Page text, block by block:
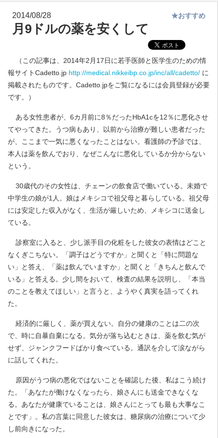
2014/08/28
月9ドルの薬を安くして
★おすすめ
（この記事は、2014年2月17日に若手医師と医学生のための情
報サイトCadetto.jp http://medical.nikkeibp.co.jp/inc/all/cadetto/ に
掲載されたものです。Cadetto.jpをご覧になるには会員登録が必要
です。）
ある女性患者が、6カ月前に8％だったHbA1cを12％に悪化させ
てやってきた。うつ病もあり、以前から治療が難しい患者だった
が、ここまで一気に悪くなったことはない。看護師の予診では、
本人は薬を飲んでおり、なぜこんなに悪化しているか分からない
という。
30歳代のその女性は、チェーンの飲食店で働いている。未婚で
中学生の娘が1人。娘はメキシコで祖父母と暮らしている。祖父母
には安定した収入がなく、生活が厳しいため、メキシコに送金し
ている。
診察室に入ると、少し派手目の化粧をした彼女の表情はどこと
なくぎこちない。「調子はどうですか」と聞くと「特に問題な
い」と答え、「薬は飲んでいますか」と聞くと「きちんと飲んで
いる」と答える。少し間をおいて、検査の結果を説明し、「本当
のことを教えてほしい」と言うと、ようやく真実を語ってくれ
た。
経済的に厳しく、薬が買えない。自分の健康のことは二の次
で、時に自暴自棄になる。気分が落ち込むときは、薬を飲む気が
せず、ジャンクフードばかり食べている。通訳を介して涙ながら
に話してくれた。
原因がうつ病の悪化ではないことを確認した後、私はこう続け
た。「あなたが働けなくなったら、娘さんにも送金できなくな
る。あなたが健康でいることは、娘さんにとっても最も大事なこ
とです」。私の言葉に同意した彼女は、糖尿病の治療について少
し前向きになった。